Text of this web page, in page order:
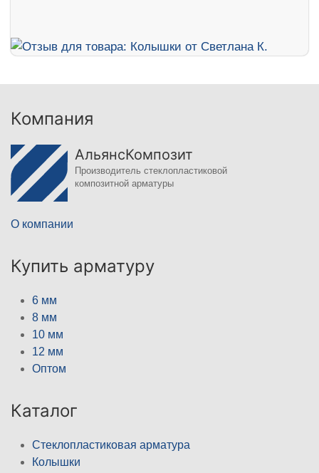
Компания
АльянсКомпозит
Производитель стеклопластиковой
композитной арматуры
О компании
Купить арматуру
6 мм
8 мм
10 мм
12 мм
Оптом
Каталог
Стеклопластиковая арматура
Колышки